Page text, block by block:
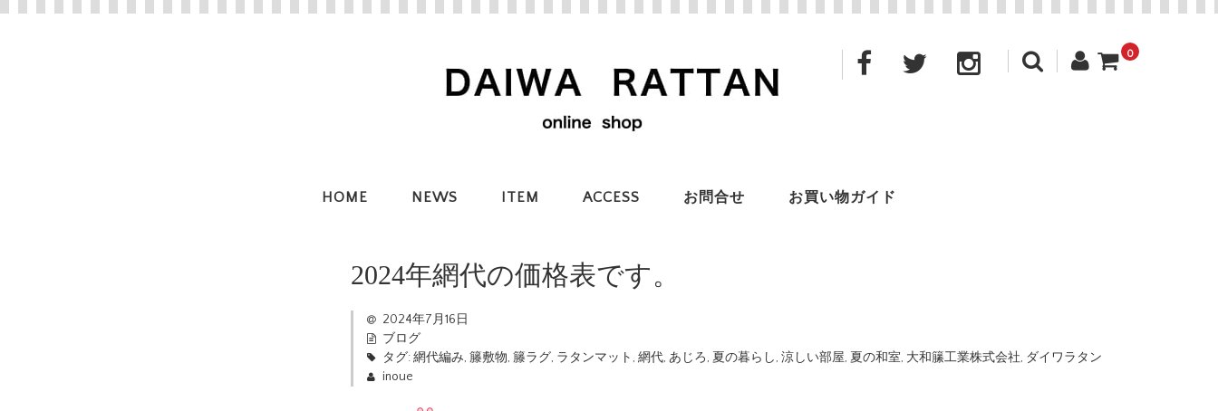
0
HOME NEWS ITEM ACCESS お問合せ お買い物ガイド
2024年網代の価格表です。
2024年7月16日
ブログ
タグ:網代編み, 籐敷物, 籐ラグ, ラタンマット , 網代, あじろ, 夏の暮らし, 涼しい部屋, 夏の和室, 大和籘工業株式会社, ダイワラタン
inoue